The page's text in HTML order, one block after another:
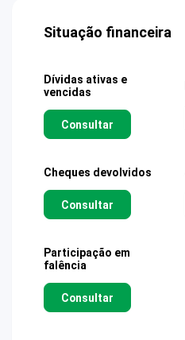
Situação financeira
Dívidas ativas e
vencidas
Consultar
Cheques devolvidos
Consultar
Participação em
falência
Consultar